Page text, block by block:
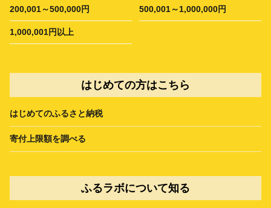
200,001～500,000円 500,001～1,000,000円
1,000,001円以上
はじめての方はこちら
はじめてのふるさと納税
寄付上限額を調べる
ふるラボについて知る